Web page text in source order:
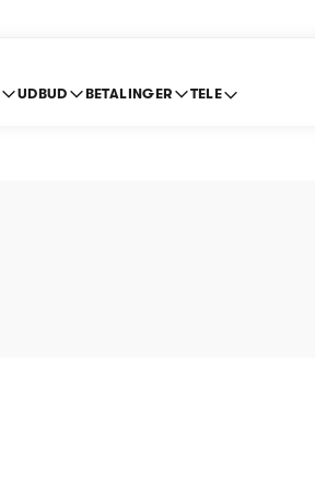
UDBUD BETALINGER TELE